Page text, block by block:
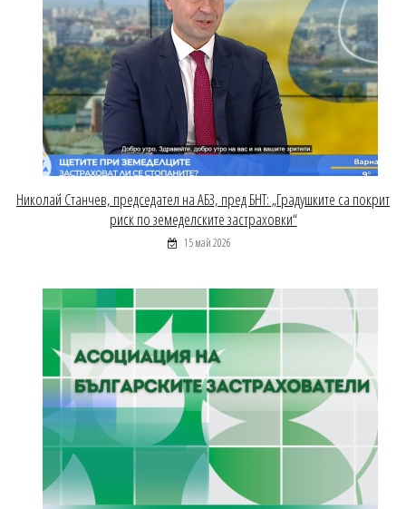
Николай Станчев, председател на АБЗ, пред БНТ: „Градушките са покрит
риск по земеделските застраховки“
15 май 2026